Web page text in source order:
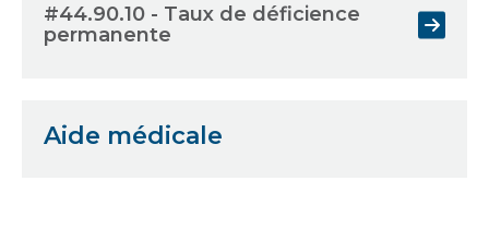
#44.90.10 - Taux de déficience
permanente
Aide médicale